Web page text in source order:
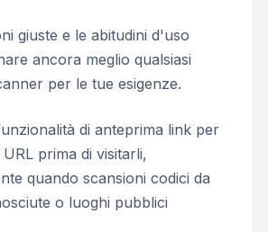
giuste e le abitudini d'uso
ancora meglio qualsiasi
per le tue esigenze.
di anteprima link per
prima di visitarli,
quando scansioni codici da
o luoghi pubblici